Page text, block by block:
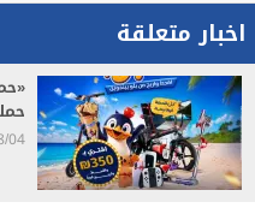
اخبار متعلقة